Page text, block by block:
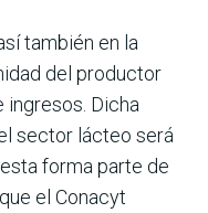
también en la
del productor
ingresos. Dicha
sector lácteo será
forma parte de
el Conacyt